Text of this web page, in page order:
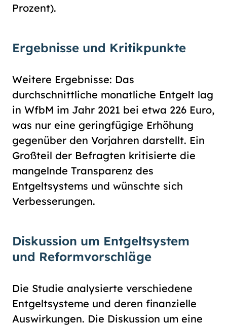
Prozent).
Ergebnisse und Kritikpunkte
Weitere Ergebnisse: Das
durchschnittliche monatliche Entgelt lag
in WfbM im Jahr 2021 bei etwa 226 Euro,
was nur eine geringfügige Erhöhung
gegenüber den Vorjahren darstellt. Ein
Großteil der Befragten kritisierte die
mangelnde Transparenz des
Entgeltsystems und wünschte sich
Verbesserungen.
Diskussion um Entgeltsystem
und Reformvorschläge
Die Studie analysierte verschiedene
Entgeltsysteme und deren finanzielle
Auswirkungen. Die Diskussion um eine